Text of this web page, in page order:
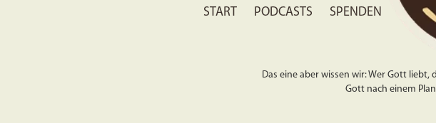
START PODCASTS SPENDEN
Das eine aber wissen wir: Wer Gott
Gott nach einem